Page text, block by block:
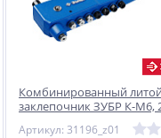
Комбинированный литой
заклепочник ЗУБР К-М6,
Артикул: 31196_z01